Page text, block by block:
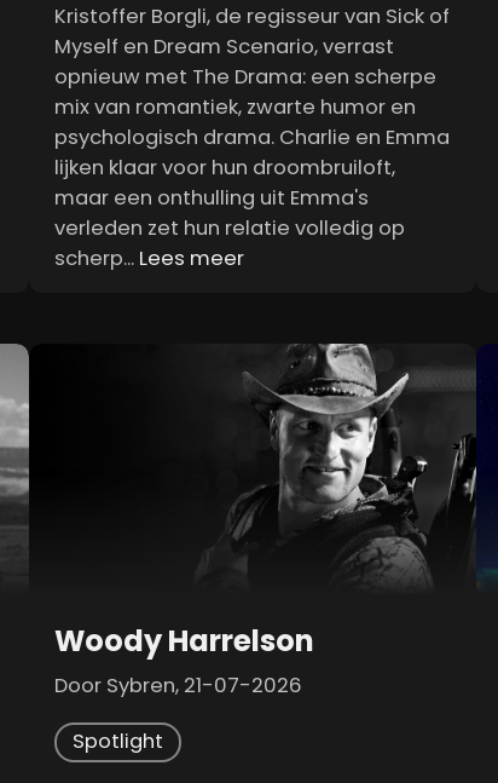
Kristoffer Borgli, de regisseur van Sick of
Myself en Dream Scenario, verrast
opnieuw met The Drama: een scherpe
mix van romantiek, zwarte humor en
psychologisch drama. Charlie en Emma
lijken klaar voor hun droombruiloft,
maar een onthulling uit Emma's
verleden zet hun relatie volledig op
scherp... Lees meer
Woody Harrelson
Door Sybren, 21-07-2026
Spotlight